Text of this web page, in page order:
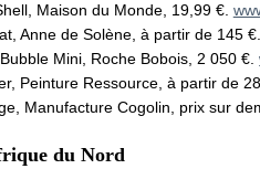
Maison du Monde, 19,99 €.
Anne de Solène, à partir de 145 €.
Mini, Roche Bobois, 2 050 €.
Peinture Ressource, à partir de
Manufacture Cogolin, prix sur
du Nord